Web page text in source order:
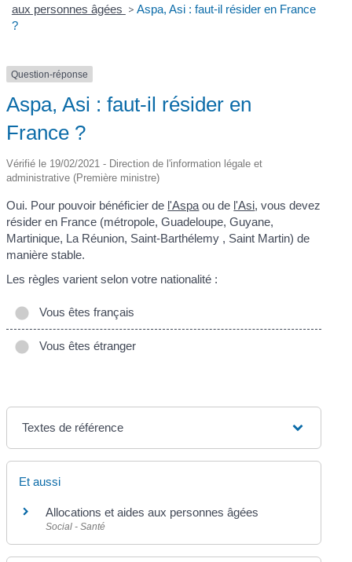
aux personnes âgées > Aspa, Asi : faut-il résider en France
?
Question-réponse
Aspa, Asi : faut-il résider en
France ?
Vérifié le 19/02/2021 - Direction de l'information légale et
administrative (Première ministre)
Oui. Pour pouvoir bénéficier de l'Aspa ou de l'Asi, vous devez
résider en France (métropole, Guadeloupe, Guyane,
Martinique, La Réunion, Saint-Barthélemy , Saint Martin) de
manière stable.
Les règles varient selon votre nationalité :
Vous êtes français
Vous êtes étranger
Textes de référence
Et aussi
Allocations et aides aux personnes âgées
Social - Santé